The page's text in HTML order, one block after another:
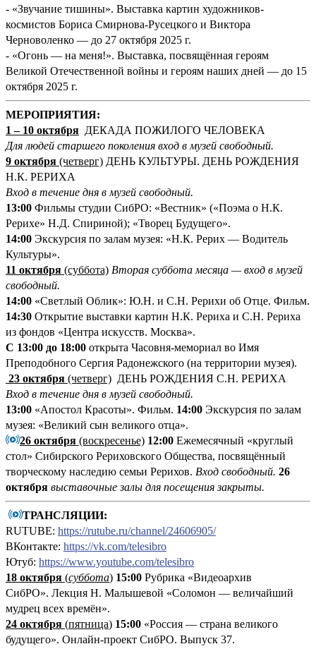
- «Звучание тишины». Выставка картин художников-
космистов Бориса Смирнова-Русецкого и Виктора
Черноволенко — до 27 октября 2025 г.
- «Огонь — на меня!». Выставка, посвящённая героям
Великой Отечественной войны и героям наших дней — до 15
октября 2025 г.
МЕРОПРИЯТИЯ:
1–10 октября ДЕКАДА ПОЖИЛОГО ЧЕЛОВЕКА
Для людей старшего поколения вход в музей свободный.
9 октября (четверг) ДЕНЬ КУЛЬТУРЫ. ДЕНЬ РОЖДЕНИЯ
Н.К. РЕРИХА
Вход в течение дня в музей свободный.
13:00 Фильмы студии СибРО: «Вестник» («Поэма о Н.К.
Рерихе» Н.Д. Спириной); «Творец Будущего».
14:00 Экскурсия по залам музея: «Н.К. Рерих — Водитель
Культуры».
11 октября (суббота) Вторая суббота месяца — вход в музей
свободный.
14:00 «Светлый Облик»: Ю.Н. и С.Н. Рерихи об Отце. Фильм.
14:30 Открытие выставки картин Н.К. Рериха и С.Н. Рериха
из фондов «Центра искусств. Москва».
С 13:00 до 18:00 открыта Часовня-мемориал во Имя
Преподобного Сергия Радонежского (на территории музея).
23 октября (четверг) ДЕНЬ РОЖДЕНИЯ С.Н. РЕРИХА
Вход в течение дня в музей свободный.
13:00 «Апостол Красоты». Фильм. 14:00 Экскурсия по залам
музея: «Великий сын великого отца».
26 октября (воскресенье) 12:00 Ежемесячный «круглый
стол» Сибирского Рериховского Общества, посвящённый
творческому наследию семьи Рерихов. Вход свободный. 26
октября выставочные залы для посещения закрыты.
ТРАНСЛЯЦИИ:
RUTUBE: https://rutube.ru/channel/24606905/
ВКонтакте: https://vk.com/telesibro
Ютуб: https://www.youtube.com/telesibro
18 октября (суббота) 15:00 Рубрика «Видеоархив
СибРО». Лекция Н. Малышевой «Соломон — величайший
мудрец всех времён».
24 октября (пятница) 15:00 «Россия — страна великого
будущего». Онлайн-проект СибРО. Выпуск 37.